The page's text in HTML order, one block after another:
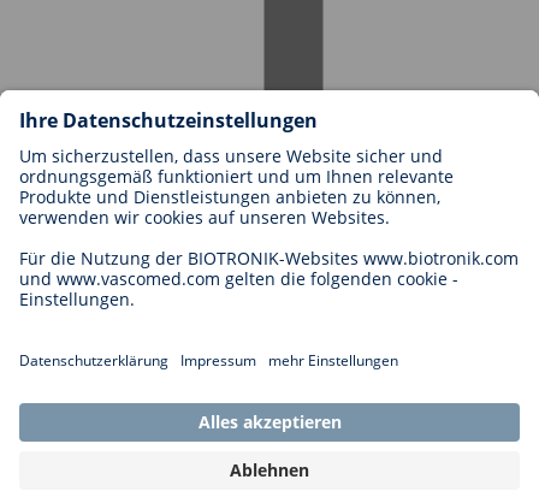
Karriere bei BIOTRONIK
Einstieg
Bewerbung
Karrierechancen
Cookie-Einstellungen
Rechtliche Hinweise